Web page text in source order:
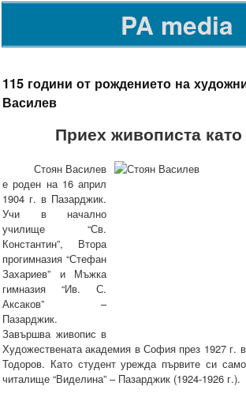
PA media
115 години от рождението на
Василев
Приех живописта
Стоян Василев
е роден на 16 април
1904 г. в Пазарджик.
Учи в начално
училище “Св.
Константин”, Втора
прогимназия “Стефан
Захариев” и Мъжка
гимназия “Ив. С.
Аксаков” –
Пазарджик.
Завършва живопис в
Художествената академия в София през 1927 г.
Тодоров. Като студент урежда първите си
читалище “Виделина” – Пазарджик (1924-1926 г.).